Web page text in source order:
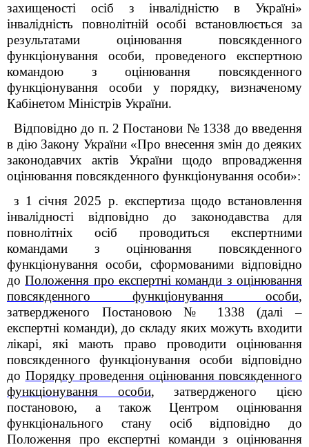
захищеності осіб з інвалідністю в Україні»
інвалідність повнолітній особі встановлюється за
результатами оцінювання повсякденного
функціонування особи, проведеного експертною
командою з оцінювання повсякденного
функціонування особи у порядку, визначеному
Кабінетом Міністрів України.
Відповідно до п. 2 Постанови № 1338 до введення
в дію Закону України «Про внесення змін до деяких
законодавчих актів України щодо впровадження
оцінювання повсякденного функціонування особи»:
з 1 січня 2025 р. експертиза щодо встановлення
інвалідності відповідно до законодавства для
повнолітніх осіб проводиться експертними
командами з оцінювання повсякденного
функціонування особи, сформованими відповідно
доПоложення про експертні команди з оцінювання
повсякденного функціонування особи,
затвердженого Постановою № 1338 (далі –
експертні команди), до складу яких можуть входити
лікарі, які мають право проводити оцінювання
повсякденного функціонування особи відповідно
до Порядку проведення оцінювання повсякденного
функціонування особи, затвердженого цією
постановою, а також Центром оцінювання
функціонального стану осіб відповідно до
Положення про експертні команди з оцінювання